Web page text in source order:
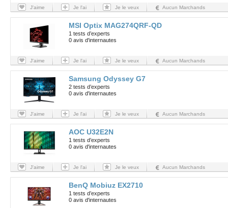
J'aime Je l'ai Je le veux Aucun Marchands
MSI Optix MAG274QRF-QD
1 tests d’experts
0 avis d'internautes
J'aime Je l'ai Je le veux Aucun Marchands
Samsung Odyssey G7
2 tests d’experts
0 avis d'internautes
J'aime Je l'ai Je le veux Aucun Marchands
AOC U32E2N
1 tests d’experts
0 avis d'internautes
J'aime Je l'ai Je le veux Aucun Marchands
BenQ Mobiuz EX2710
1 tests d’experts
0 avis d'internautes